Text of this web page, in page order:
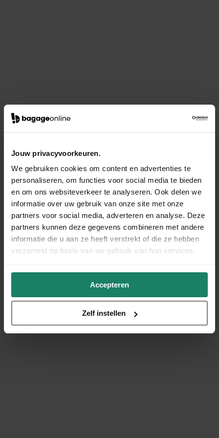
Jouw privacyvoorkeuren.
We gebruiken cookies om content en advertenties te
personaliseren, om functies voor social media te bieden
en om ons websiteverkeer te analyseren. Ook delen we
informatie over uw gebruik van onze site met onze
partners voor social media, adverteren en analyse. Deze
partners kunnen deze gegevens combineren met andere
informatie die u aan ze heeft verstrekt of die ze hebben
verzameld op basis van uw gebruik van hun services.
Accepteren
Zelf instellen